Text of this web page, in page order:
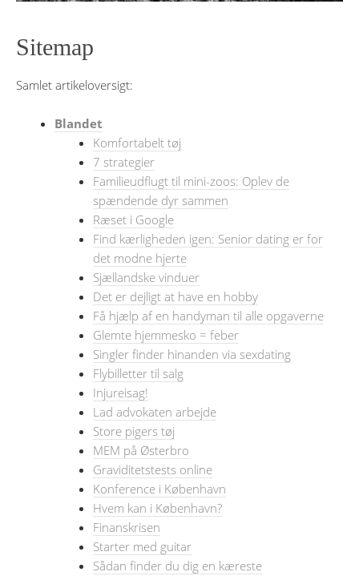
Sitemap
Samlet artikeloversigt:
Blandet
Komfortabelt tøj
7 strategier
Familieudflugt til mini-zoos: Oplev de
spændende dyr sammen
Ræset i Google
Find kærligheden igen: Senior dating er for
det modne hjerte
Sjællandske vinduer
Det er dejligt at have en hobby
Få hjælp af en handyman til alle opgaverne
Glemte hjemmesko = feber
Singler finder hinanden via sexdating
Flybilletter til salg
Injureisag!
Lad advokaten arbejde
Store pigers tøj
MEM på Østerbro
Graviditetstests online
Konference i København
Hvem kan i København?
Finanskrisen
Starter med guitar
Sådan finder du dig en kæreste